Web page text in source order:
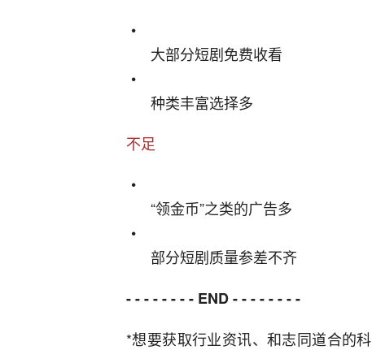
大部分短剧免费收看
种类丰富选择多
不足
“领金币”之类的广告多
部分短剧质量参差不齐
- - - - - - - - END - - - - - - - -
*想要获取行业资讯、和志同道合的